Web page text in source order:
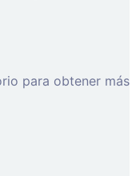
para obtener más